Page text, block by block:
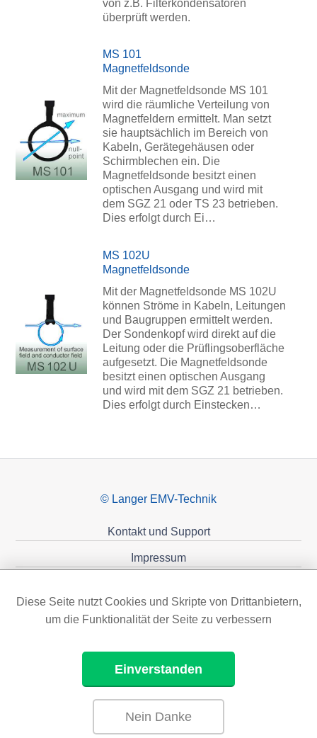
von z.B. Filterkondensatoren
überprüft werden.
MS 101
Magnetfeldsonde
Mit der Magnetfeldsonde MS 101
wird die räumliche Verteilung von
Magnetfeldern ermittelt. Man setzt
sie hauptsächlich im Bereich von
Kabeln, Gerätegehäusen oder
Schirmblechen ein. Die
Magnetfeldsonde besitzt einen
optischen Ausgang und wird mit
dem SGZ 21 oder TS 23 betrieben.
Dies erfolgt durch Ei…
MS 102U
Magnetfeldsonde
Mit der Magnetfeldsonde MS 102U
können Ströme in Kabeln, Leitungen
und Baugruppen ermittelt werden.
Der Sondenkopf wird direkt auf die
Leitung oder die Prüflingsoberfläche
aufgesetzt. Die Magnetfeldsonde
besitzt einen optischen Ausgang
und wird mit dem SGZ 21 betrieben.
Dies erfolgt durch Einstecken…
© Langer EMV-Technik
Kontakt und Support
Impressum
Diese Seite nutzt Cookies und Skripte von Drittanbietern,
um die Funktionalität der Seite zu verbessern
Einverstanden
Nein Danke